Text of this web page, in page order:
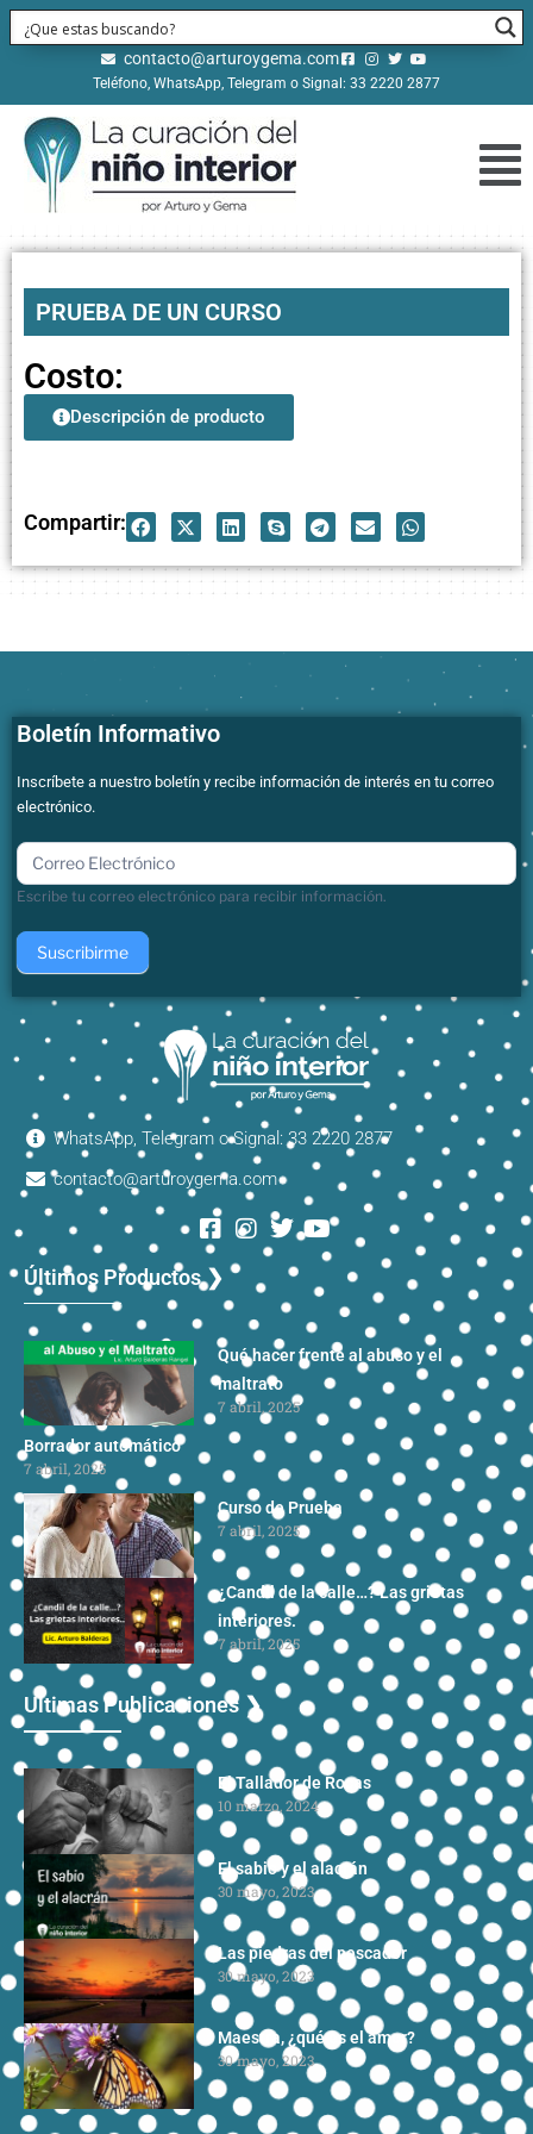
Teléfono, WhatsApp, Telegram o Signal: 33 2220 2877
contacto@arturoygema.com
PRUEBA DE UN CURSO
Costo:
Descripción de producto
Compartir:
Boletín Informativo
Inscríbete a nuestro boletín y recibe información de interés en tu correo
electrónico.
boletin
Escribe tu correo electrónico para recibir información.
Suscribirme
WhatsApp, Telegram o Signal: 33 2220 2877
contacto@arturoygema.com
Últimos Productos ❯
Qué hacer frente al abuso y el
maltrato
7 abril, 2025
Borrador automático
7 abril, 2025
Curso de Prueba
7 abril, 2025
¿Candil de la calle…? Las grietas
interiores.
7 abril, 2025
Ultimas Publicaciones ❯
El Tallador de Rocas
10 marzo, 2024
El sabio y el alacrán
30 mayo, 2023
Las piedras del pescador
30 mayo, 2023
Maestra, ¿qué es el amor?
30 mayo, 2023